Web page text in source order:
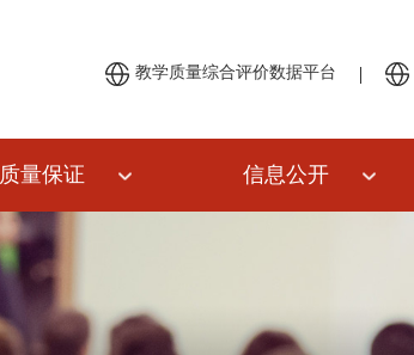
教学质量综合评价数据平台 |
质量保证 信息公开